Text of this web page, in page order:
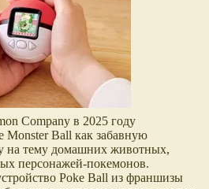
Company в 2025 году
Monster Ball как забавную
на тему домашних животных,
персонажей-покемонов.
Poke Ball из франшизы